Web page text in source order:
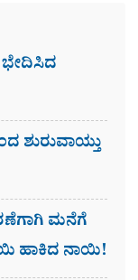
ಭೇದಿಸಿದ
ಶುರುವಾಯ್ತು
ಮನೆಗೆ
ಹಾಕಿದ ನಾಯಿ!